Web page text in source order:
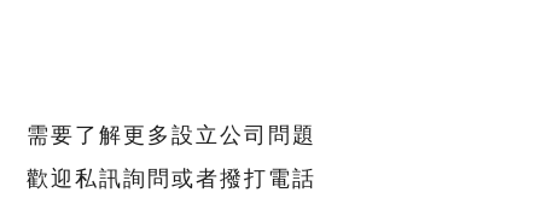
需要了解更多設立公司問題
歡迎私訊詢問或者撥打電話